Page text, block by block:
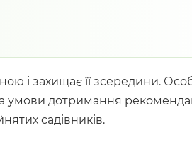
і захищає її зсередини.
умови дотримання
садівників.